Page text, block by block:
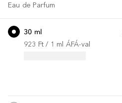
Eau de Parfum
30 ml
923 Ft / 1 ml ÁFÁ-val